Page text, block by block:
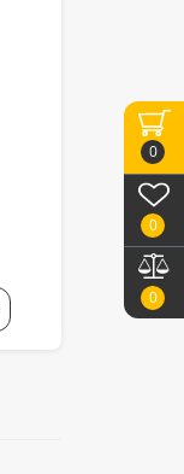
0
0
0